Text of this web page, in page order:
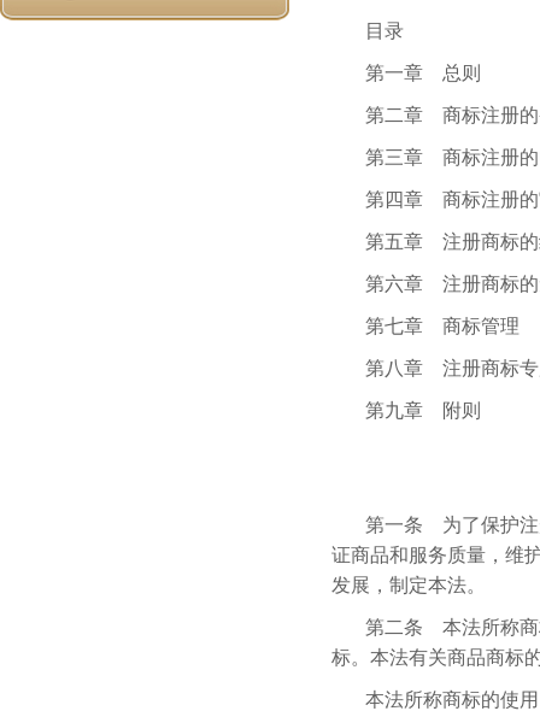
目录
第一章 总则
第二章 商标注册
第三章 商标注册
第四章 商标注册的
第五章 注册商标的
第六章 注册商标的
第七章 商标管理
第八章 注册商标专
第九章 附则
第一条 为了保护注
证商品和服务质量，维
发展，制定本法。
第二条 本法所称商
标。本法有关商品商标
本法所称商标的使